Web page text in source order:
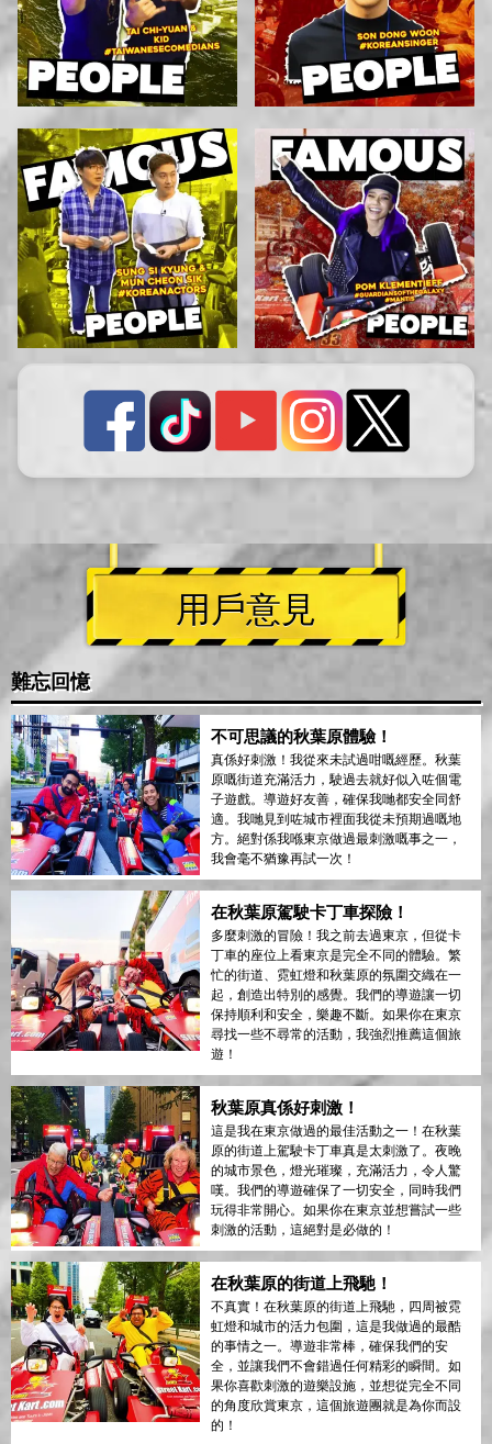
用戶意見
難忘回憶
不可思議的秋葉原體驗！
真係好刺激！我從來未試過咁嘅經歷。秋葉
原嘅街道充滿活力，駛過去就好似入咗個電
子遊戲。導遊好友善，確保我哋都安全同舒
適。我哋見到咗城市裡面我從未預期過嘅地
方。絕對係我喺東京做過最刺激嘅事之一，
我會毫不猶豫再試一次！
在秋葉原駕駛卡丁車探險！
多麼刺激的冒險！我之前去過東京，但從卡
丁車的座位上看東京是完全不同的體驗。繁
忙的街道、霓虹燈和秋葉原的氛圍交織在一
起，創造出特別的感覺。我們的導遊讓一切
保持順利和安全，樂趣不斷。如果你在東京
尋找一些不尋常的活動，我強烈推薦這個旅
遊！
秋葉原真係好刺激！
這是我在東京做過的最佳活動之一！在秋葉
原的街道上駕駛卡丁車真是太刺激了。夜晚
的城市景色，燈光璀璨，充滿活力，令人驚
嘆。我們的導遊確保了一切安全，同時我們
玩得非常開心。如果你在東京並想嘗試一些
刺激的活動，這絕對是必做的！
在秋葉原的街道上飛馳！
不真實！在秋葉原的街道上飛馳，四周被霓
虹燈和城市的活力包圍，這是我做過的最酷
的事情之一。導遊非常棒，確保我們的安
全，並讓我們不會錯過任何精彩的瞬間。如
果你喜歡刺激的遊樂設施，並想從完全不同
的角度欣賞東京，這個旅遊團就是為你而設
的！